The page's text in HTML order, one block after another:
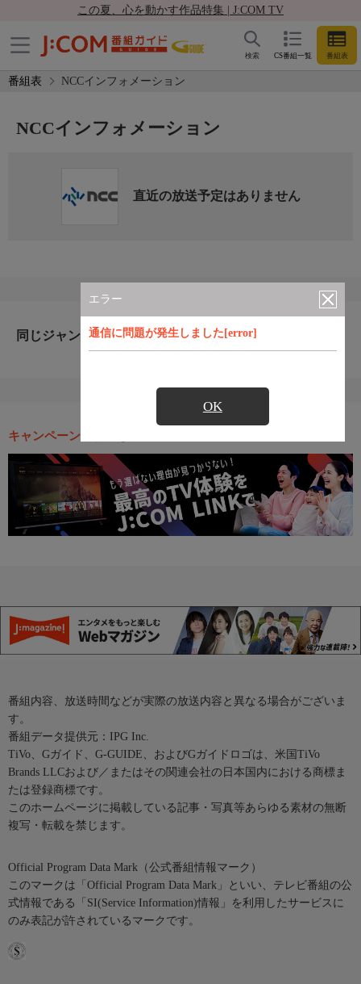
この夏、心を動かす作品特集 | J:COM TV
CS番組一覧 番組表
検索
番組表 NCCインフォメーション
エラー
通信に問題が発生しました[error]
OK
NCCインフォメーション
直近の放送予定はありません
同じジャンルのおすすめ番組
キャンペーン・お得な情報
番組内容、放送時間などが実際の放送内容と異なる場合がございま
す。
番組データ提供元：IPG Inc.
TiVo、Gガイド、G-GUIDE、およびGガイドロゴは、米国TiVo
Brands LLCおよび／またはその関連会社の日本国内における商標ま
たは登録商標です。
このホームページに掲載している記事・写真等あらゆる素材の無断
複写・転載を禁じます。
Official Program Data Mark（公式番組情報マーク）
このマークは「Official Program Data Mark」といい、テレビ番組の公
式情報である「SI(Service Information)情報」を利用したサービスに
のみ表記が許されているマークです。